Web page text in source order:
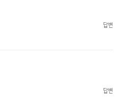
답변
답변